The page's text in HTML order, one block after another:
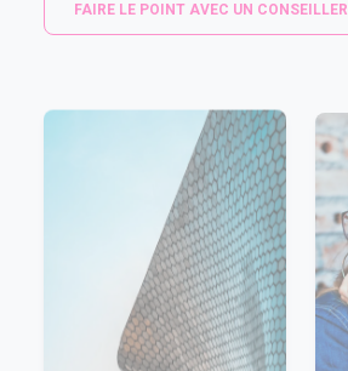
FAIRE LE POINT AVEC UN CONSEILLER